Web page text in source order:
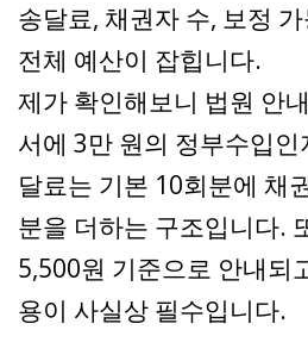
송달료, 채권자 수, 보정
전체 예산이 잡힙니다.
제가 확인해보니 법원 안
서에 3만 원의 정부수입
달료는 기본 10회분에 채
분을 더하는 구조입니다.
5,500원 기준으로 안내되
용이 사실상 필수입니다.